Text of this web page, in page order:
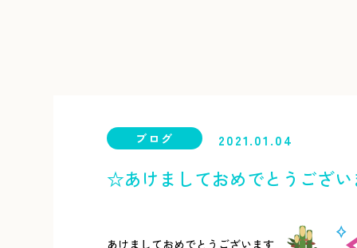
ブログ 2021.01.04
☆あけましておめでとうござ
あけましておめでとうございます